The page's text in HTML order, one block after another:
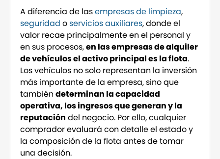
A diferencia de lasempresas de limpieza,
seguridad oservicios auxiliares, donde el
valor recae principalmente en el personal y
en sus procesos,en las empresas de alquiler
de vehículos el activo principal es la flota.
Los vehículos no solo representan la inversión
más importante de la empresa, sino que
tambiéndeterminan la capacidad
operativa, los ingresos que generan y la
reputación del negocio. Por ello, cualquier
comprador evaluará con detalle el estado y
la composición de la flota antes de tomar
una decisión.